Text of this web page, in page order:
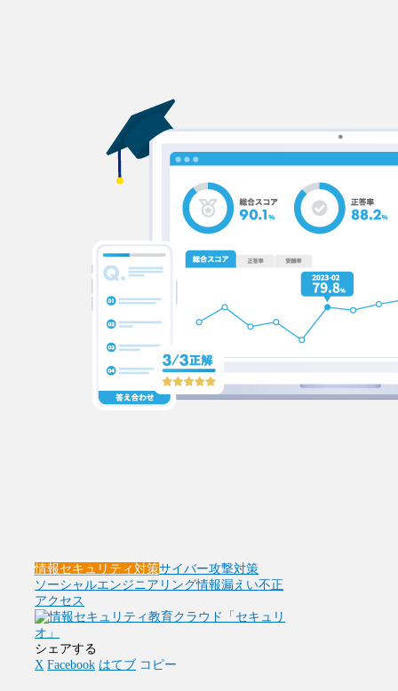
情報セキュリティ対策サイバー攻撃対策
ソーシャルエンジニアリング情報漏えい不正
アクセス
シェアする
X Facebook はてブ コピー